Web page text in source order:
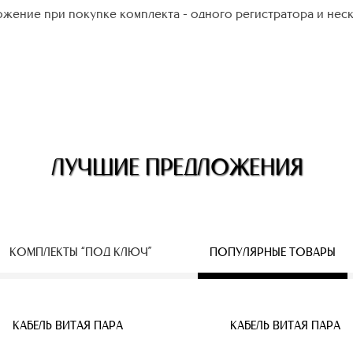
при покупке комплекта - одного регистратора и
ЛУЧШИЕ ПРЕДЛОЖЕНИЯ
КОМПЛЕКТЫ “ПОД КЛЮЧ” ПОПУЛЯРНЫЕ ТОВАРЫ
IP КАМЕРЫ КАБЕЛЬ ВИТАЯ ПАРА
КАБЕЛЬ ВИТАЯ ПАРА КАБЕЛЬ ВИТАЯ ПАРА
КАБЕЛЬ ВИТАЯ ПАРА КАБЕЛЬ ВИТАЯ ПАРА